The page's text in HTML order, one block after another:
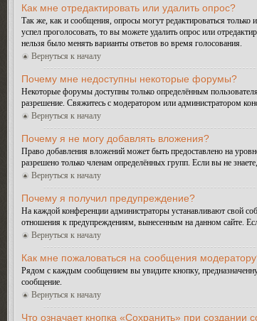
Как мне отредактировать или удалить опрос?
Так же, как и сообщения, опросы могут редактироваться
успел проголосовать, то вы можете удалить опрос или
нельзя было менять варианты ответов во время голосования.
Вернуться к началу
Почему мне недоступны некоторые форумы?
Некоторые форумы доступны только определённым
разрешение. Свяжитесь с модератором или администратором
Вернуться к началу
Почему я не могу добавлять вложения?
Право добавления вложений может быть предоставлено на
разрешено только членам определённых групп. Если вы не
Вернуться к началу
Почему я получил предупреждение?
На каждой конференции администраторы устанавливают свой
отношения к предупреждениям, вынесенным на данном сайте.
Вернуться к началу
Как мне пожаловаться на сообщения
Рядом с каждым сообщением вы увидите кнопку,
сообщение.
Вернуться к началу
Что означает кнопка «Сохранить» при создании